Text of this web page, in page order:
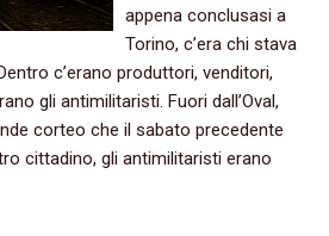
appena conclusasi a
Torino, c’era chi stava
c’erano produttori, venditori,
gli antimilitaristi. Fuori dall’Oval,
corteo che il sabato precedente
cittadino, gli antimilitaristi erano